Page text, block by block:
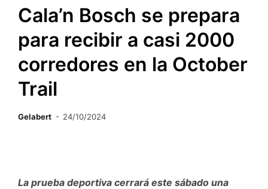
Cala’n Bosch se prepara
para recibir a casi 2000
corredores en la October
Trail
Gelabert 24/10/2024
La prueba deportiva cerrará este sábado una